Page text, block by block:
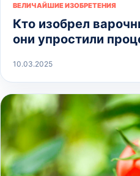
ВЕЛИЧАЙШИЕ ИЗОБРЕТЕНИЯ
Кто изобрел
они упростили
10.03.2025